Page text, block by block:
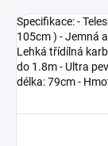
Specifikace: -
105cm ) - Jemná
Lehká třídílná
do 1.8m - Ultra
délka: 79cm -